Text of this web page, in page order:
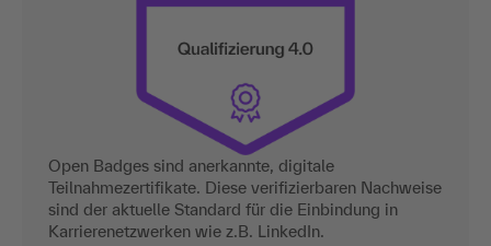
Open Badges sind anerkannte, digitale
Teilnahmezertifikate. Diese verifizierbaren Nachweise
sind der aktuelle Standard für die Einbindung in
Karrierenetzwerken wie z.B. LinkedIn.